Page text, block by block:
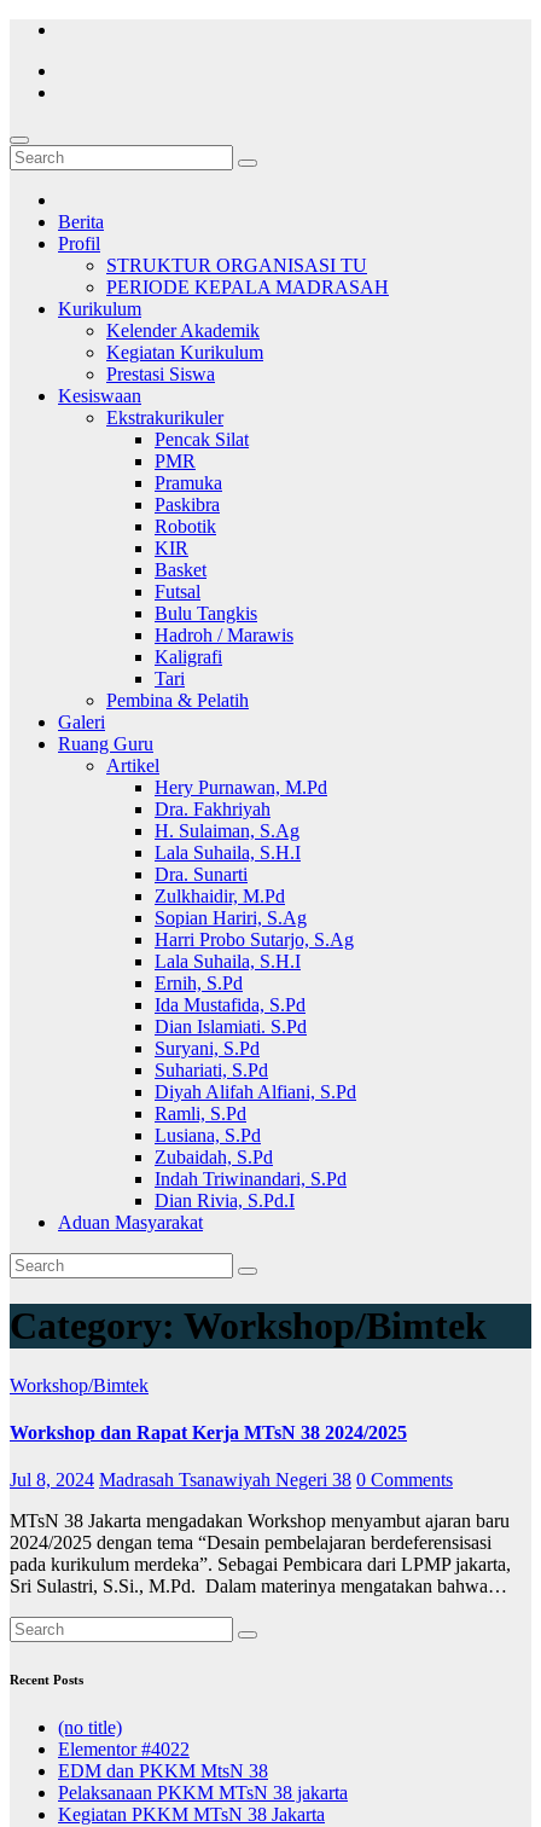
Skip
content
Berita
Profil
STRUKTUR ORGANISASI TU
PERIODE KEPALA MADRASAH
Kurikulum
Kelender Akademik
Kegiatan Kurikulum
Prestasi Siswa
Kesiswaan
Ekstrakurikuler
Pencak Silat
PMR
Pramuka
Paskibra
Robotik
KIR
Basket
Futsal
Bulu Tangkis
Hadroh / Marawis
Kaligrafi
Tari
Pembina & Pelatih
Galeri
Ruang Guru
Artikel
Hery Purnawan, M.Pd
Dra. Fakhriyah
H. Sulaiman, S.Ag
Lala Suhaila, S.H.I
Dra. Sunarti
Zulkhaidir, M.Pd
Sopian Hariri, S.Ag
Harri Probo Sutarjo, S.Ag
Lala Suhaila, S.H.I
Ernih, S.Pd
Ida Mustafida, S.Pd
Dian Islamiati. S.Pd
Suryani, S.Pd
Suhariati, S.Pd
Diyah Alifah Alfiani, S.Pd
Ramli, S.Pd
Lusiana, S.Pd
Zubaidah, S.Pd
Indah Triwinandari, S.Pd
Dian Rivia, S.Pd.I
Aduan Masyarakat
Category: Workshop/Bimtek
Workshop/Bimtek
Workshop dan Rapat Kerja MTsN 38 2024/2025
Jul 8, 2024 Madrasah Tsanawiyah Negeri 38 0 Comments
MTsN 38 Jakarta mengadakan Workshop menyambut ajaran baru
2024/2025 dengan tema “Desain pembelajaran berdeferensisasi
pada kurikulum merdeka”. Sebagai Pembicara dari LPMP jakarta,
Sri Sulastri, S.Si., M.Pd. Dalam materinya mengatakan bahwa…
Recent Posts
(no title)
Elementor #4022
EDM dan PKKM MtsN 38
Pelaksanaan PKKM MTsN 38 jakarta
Kegiatan PKKM MTsN 38 Jakarta